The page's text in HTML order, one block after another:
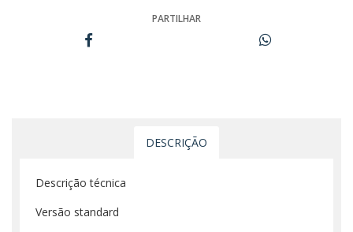
PARTILHAR
DESCRIÇÃO
Descrição técnica
Versão standard